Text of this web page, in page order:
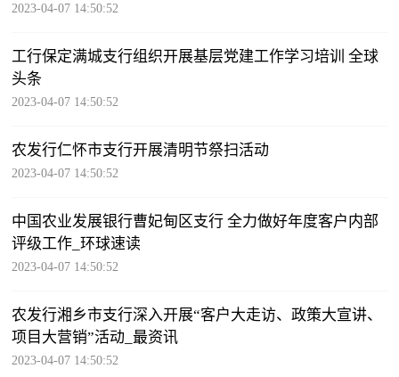
2023-04-07 14:50:52
工行保定满城支行组织开展基层党建工作学习培训 全球
头条
2023-04-07 14:50:52
农发行仁怀市支行开展清明节祭扫活动
2023-04-07 14:50:52
中国农业发展银行曹妃甸区支行 全力做好年度客户内部
评级工作_环球速读
2023-04-07 14:50:52
农发行湘乡市支行深入开展“客户大走访、政策大宣讲、
项目大营销”活动_最资讯
2023-04-07 14:50:52